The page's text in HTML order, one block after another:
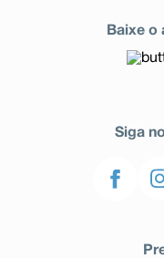
Baixe o
Siga